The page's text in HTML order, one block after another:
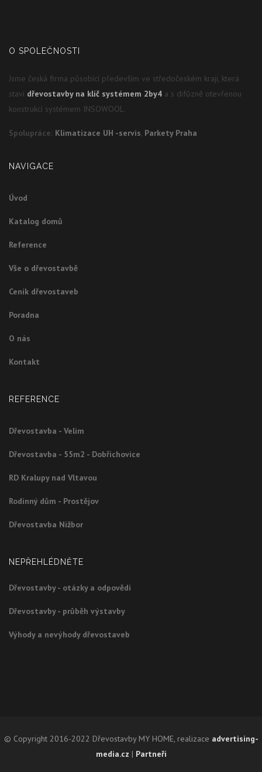
O SPOLEČNOSTI
Jsme česká firma působící především ve středočeském kraji, která
staví dřevostavby na klíč systémem 2by4 a s difůzně otevřenou
konstrukcí systémem INSOWOOL.
Spolupráce: Klimatizace UH -servis, Parkety Praha
NAVIGACE
Úvod
Katalog domů
Reference
Vše o dřevostavbě
Ceník dřevostaveb
Poradna
O nás
Kontakt
REFERENCE
Dřevostavba - Velim
Dřevostavba - 55m2 - Dobřichovice
RD Kralupy nad Vltavou
Rodinný dům - Prostějov
Dřevostavba Nižbor
NEPŘEHLÉDNĚTE
Dřevostavby - otázky a odpovědi
Dřevostavby - průběh výstavby
Výhody a nevýhody dřevostaveb
© Copyright 2016-2022 Dřevostavby MY HOME, realizace advertising-
media.cz | Partneři